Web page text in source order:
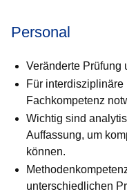
Personal
Veränderte Prüfung
Für
Fachkompetenz
Wichtig sind
Auffassung, um
können.
unterschied­lichen